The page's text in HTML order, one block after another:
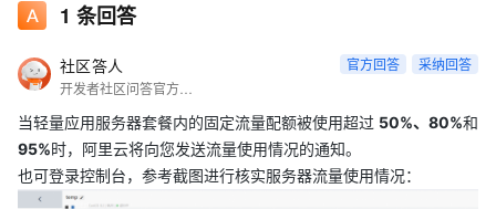
1 条回答
社区答人 官方回答 采纳回答
当轻量应用服务器套餐内的固定流量配额被使用超过 50%、80%和
95%时，阿里云将向您发送流量使用情况的通知。
也可登录控制台，参考截图进行核实服务器流量使用情况：